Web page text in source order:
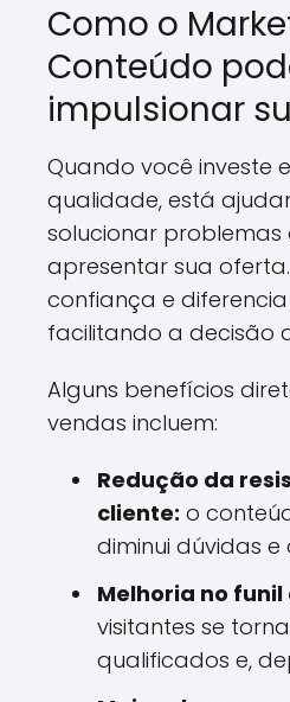
Como o
Conteúdo
impulsionar
Quando você investe
qualidade, está
solucionar problemas
apresentar sua
confiança e
facilitando a decisão
Alguns benefícios
vendas incluem:
Redução da
cliente: o
diminui dúvidas e
Melhoria no funil
visitantes se
qualificados e,